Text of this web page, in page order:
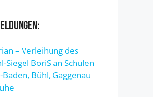
– Verleihung des
Siegel BoriS an Schulen
Bühl, Gaggenau